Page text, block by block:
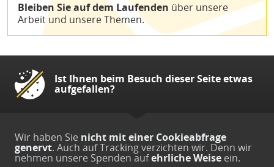
Bleiben Sie auf dem Laufenden über unsere
Arbeit und unsere Themen.
Ist Ihnen beim Besuch dieser Seite etwas
aufgefallen?
Wir haben Sie nicht mit einer Cookieabfrage
genervt. Auch auf Tracking verzichten wir. Denn wir
nehmen unsere Spenden aufehrliche Weise ein.